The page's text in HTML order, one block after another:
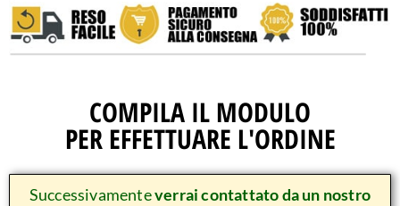
COMPILA IL MODULO
PER EFFETTUARE L'ORDINE
Successivamenteverrai contattato da un nostro